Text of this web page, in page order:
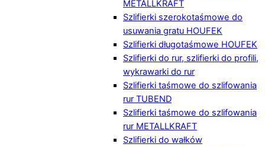
METALLKRAFT
Szlifierki szerokotaśmowe do
usuwania gratu HOUFEK
Szlifierki długotaśmowe HOUFEK
Szlifierki do rur, szlifierki do profili,
wykrawarki do rur
Szlifierki taśmowe do szlifowania
rur TUBEND
Szlifierki taśmowe do szlifowania
rur METALLKRAFT
Szlifierki do wałków